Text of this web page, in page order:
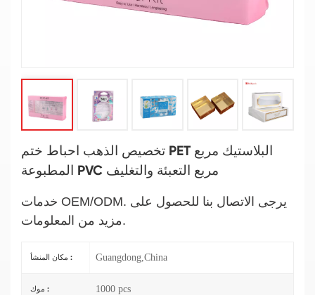
تخصيص الذهب احباط ختم PET البلاستيك مربع
المطبوعة PVC مربع التعبئة والتغليف
خدمات OEM/ODM. يرجى الاتصال بنا للحصول على
مزيد من المعلومات.
مكان المنشأ : Guangdong,China
موك : 1000 pcs